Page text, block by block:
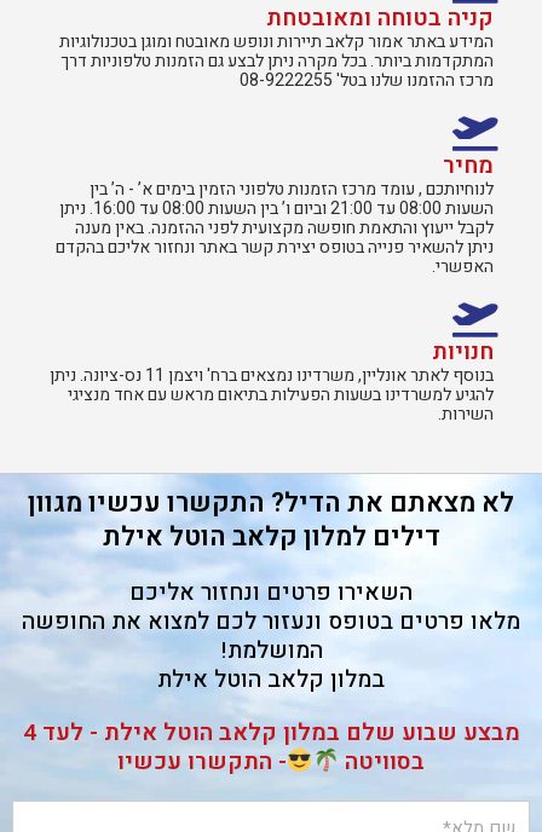
קניה בטוחה ומאובטחת
המידע באתר אמור קלאב תיירות ונופש מאובטח ומוגן בטכנולוגיות
המתקדמות ביותר. בכל מקרה ניתן לבצע גם הזמנות טלפוניות דרך
מרכז ההזמנו שלנו בטל' 08-9222255
מחיר
לנוחיותכם , עומד מרכז הזמנות טלפוני הזמין בימים א’ - ה’ בין
השעות 08:00 עד 21:00 וביום ו’ בין השעות 08:00 עד 16:00. ניתן
לקבל ייעוץ והתאמת חופשה מקצועית לפני ההזמנה. באין מענה
ניתן להשאיר פנייה בטופס יצירת קשר באתר ונחזור אליכם בהקדם
האפשרי.
חנויות
בנוסף לאתר אונליין, משרדינו נמצאים ברח' ויצמן 11 נס-ציונה. ניתן
להגיע למשרדינו בשעות הפעילות בתיאום מראש עם אחד מנציגי
השירות.​
לא מצאתם את הדיל? התקשרו עכשיו מגוון
דילים למלון קלאב הוטל אילת
השאירו פרטים ונחזור אליכם
מלאו פרטים בטופס ונעזור לכם למצוא את החופשה
המושלמת!
במלון קלאב הוטל אילת
מבצע שבוע שלם במלון קלאב הוטל אילת - לעד 4
בסוויטה
- התקשרו עכשיו